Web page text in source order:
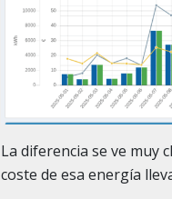
La diferencia se ve muy
coste de esa energía